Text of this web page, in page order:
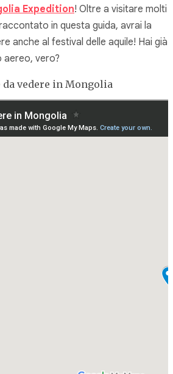
Expedition! Oltre a visitare molti
in questa guida, avrai la
anche al festival delle aquile! Hai già
vero?
da vedere in Mongolia